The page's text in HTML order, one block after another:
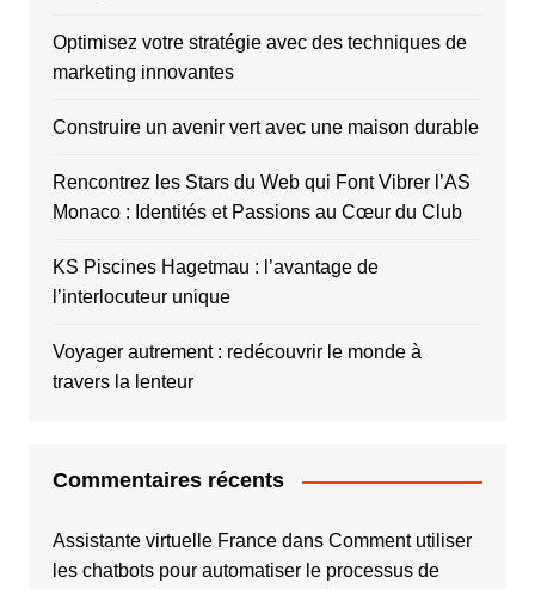
Optimisez votre stratégie avec des techniques de
marketing innovantes
Construire un avenir vert avec une maison durable
Rencontrez les Stars du Web qui Font Vibrer l’AS
Monaco : Identités et Passions au Cœur du Club
KS Piscines Hagetmau : l’avantage de
l’interlocuteur unique
Voyager autrement : redécouvrir le monde à
travers la lenteur
Commentaires récents
Assistante virtuelle Francedans Comment utiliser
les chatbots pour automatiser le processus de